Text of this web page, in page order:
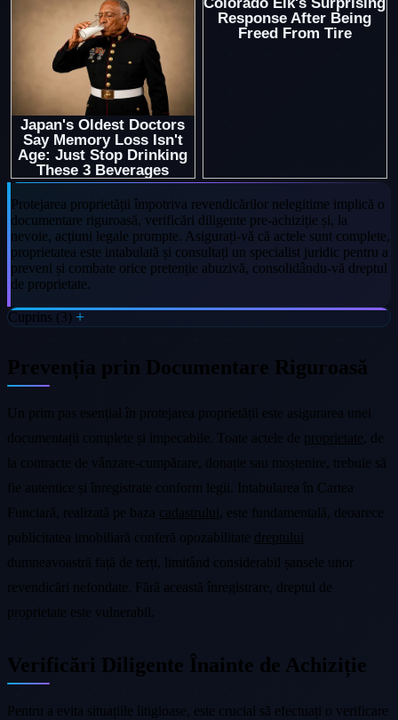
Protejarea proprietății împotriva revendicărilor nelegitime implică o
documentare riguroasă, verificări diligente pre-achiziție și, la
nevoie, acțiuni legale prompte. Asigurați-vă că actele sunt complete,
proprietatea este intabulată și consultați un specialist juridic pentru a
preveni și combate orice pretenție abuzivă, consolidându-vă dreptul
de proprietate.
Cuprins (3)
Prevenția prin Documentare Riguroasă
Un prim pas esențial în protejarea proprietății este asigurarea unei
documentații complete și impecabile. Toate actele de proprietate, de
la contracte de vânzare-cumpărare, donație sau moștenire, trebuie să
fie autentice și înregistrate conform legii. Intabularea în Cartea
Funciară, realizată pe baza cadastrului, este fundamentală, deoarece
publicitatea imobiliară conferă opozabilitate dreptului
dumneavoastră față de terți, limitând considerabil șansele unor
revendicări nefondate. Fără această înregistrare, dreptul de
proprietate este vulnerabil.
Verificări Diligente Înainte de Achiziție
Pentru a evita situațiile litigioase, este crucial să efectuați o verificare